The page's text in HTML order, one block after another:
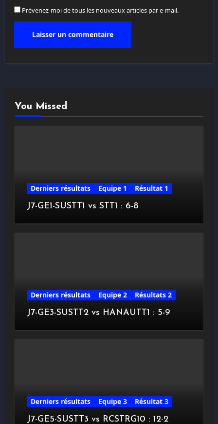
Prévenez-moi de tous les nouveaux articles par e-mail.
You Missed
Derniers résultats Equipe 1
Résultat 1
J7-GE1-SUSTT1 vs STT1 : 6-8
Derniers résultats Equipe 2
Résultats 2
J7-GE3-SUSTT2 vs HANAUTT1 : 5-9
Derniers résultats Equipe 3
Résultat 3
J7-GE5-SUSTT3 vs RCSTRG10 : 12-2